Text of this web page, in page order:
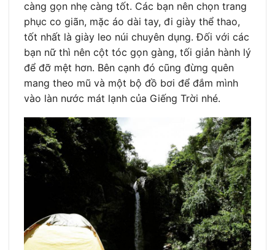
càng gọn nhẹ càng tốt. Các bạn nên chọn trang
phục co giãn, mặc áo dài tay, đi giày thể thao,
tốt nhất là giày leo núi chuyên dụng. Đối với các
bạn nữ thì nên cột tóc gọn gàng, tối giản hành lý
để đỡ mệt hơn. Bên cạnh đó cũng đừng quên
mang theo mũ và một bộ đồ bơi để đắm mình
vào làn nước mát lạnh của Giếng Trời nhé.